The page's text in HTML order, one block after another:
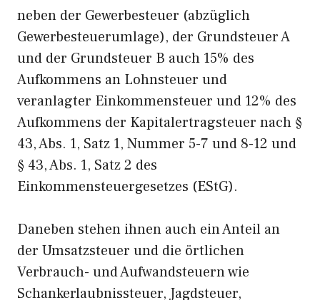
neben der Gewerbesteuer (abzüglich
Gewerbesteuerumlage), der Grundsteuer A
und der Grundsteuer B auch 15% des
Aufkommens an Lohnsteuer und
veranlagter Einkommensteuer und 12% des
Aufkommens der Kapitalertragsteuer nach §
43, Abs. 1, Satz 1, Nummer 5-7 und 8-12 und
§ 43, Abs. 1, Satz 2 des
Einkommensteuergesetzes (EStG).
Daneben stehen ihnen auch ein Anteil an
der Umsatzsteuer und die örtlichen
Verbrauch- und Aufwandsteuern wie
Schankerlaubnissteuer, Jagdsteuer,